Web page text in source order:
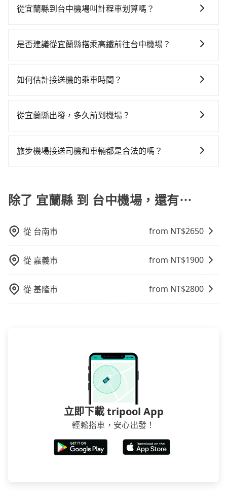
前透過官網的線上客服告知，我方會盡力協助重新安排
tripool依舊會改派司機，但就不能保證旅客一出關即有
時間減少而提前落地，可在落地後直接與司機電話聯
從宜蘭縣到台中機場叫計程車划算嗎？
灣大車隊、Uber、Line Taxi、Yoxi等，如果在路邊攔不
錶計算，價格約為4,270~6,400元間，但如改預約
計程車密度為雙北的0.9%，也就是說要臨時叫到小黃的
先上網預約，以免當場被坑受騙。雖然宜蘭縣到台中機
是否建議從宜蘭縣搭乘高鐵前往台中機場？
且難叫計程車前往高鐵站！從最早06:15一直到22:50，
約1,900元、車程約70分鐘。抵達高鐵站後，步行進站、
人票價750元，再用10分鐘出站、等待車站前排班的計
為2,150元。不過宜蘭縣領有合法執照的計程車僅有700
叫小黃的難度是雙北大城市的100倍。縱使幸運攔到一輛
小黃了，宜蘭縣少部分小黃司機不按表收費，看乘客是
並到府專車接送，則每人平均花費約2,140元，費時2小
額外負擔10元車資，而且更會額外浪費50分鐘在轉乘與
等車上，現在還不馬上來預約tripool！如果你是獨自一
如何估計接送機的乘車時間？
到機場報到，為避免可能的塞車情況，在預估時最好額
晨6點以前就從台中出發。如果是國內航線的旅客，提前
議選擇離開機場的乘車時間抓在班機預計落地後的1小
的乘車時間即可。
從宜蘭縣出發，多久前到機場？
沒有事先網上辦理報到，要再更早一些。深夜交通通常
旅步機場接送司機和車輛都是合法的嗎？
牌車，且所有司機均經過嚴格篩選和培訓，確保乘客的
安全和舒適。
除了 宜蘭縣 到 台中機場，還有⋯
從 台南市 from NT$2650
從 嘉義市 from NT$1900
從基隆市 from NT$2800
立即下載 tripool App
輕鬆搭車，安心出發！